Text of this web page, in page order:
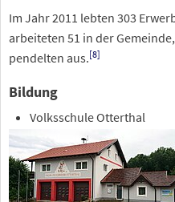
Im Jahr 2011 lebten 303
arbeiteten 51 in der
pendelten aus.[8]
Bildung
Volksschule Otterthal